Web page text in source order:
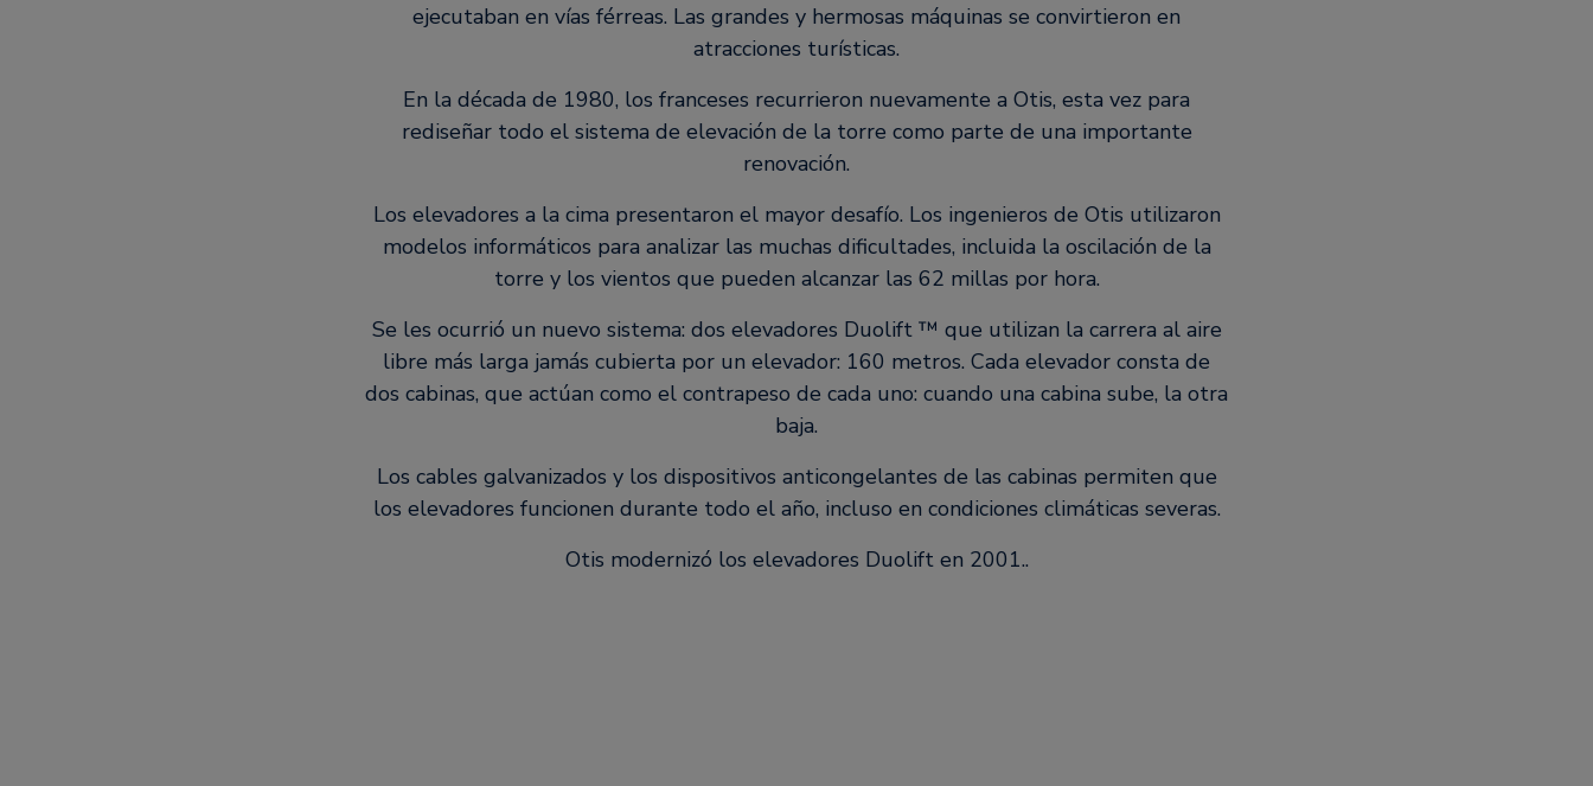
ejecutaban en vías férreas. Las grandes y hermosas máquinas se convirtieron en
atracciones turísticas.
En la década de 1980, los franceses recurrieron nuevamente a Otis, esta vez para
rediseñar todo el sistema de elevación de la torre como parte de una importante
renovación.
Los elevadores a la cima presentaron el mayor desafío. Los ingenieros de Otis utilizaron
modelos informáticos para analizar las muchas dificultades, incluida la oscilación de la
torre y los vientos que pueden alcanzar las 62 millas por hora.
Se les ocurrió un nuevo sistema: dos elevadores Duolift ™ que utilizan la carrera al aire
libre más larga jamás cubierta por un elevador: 160 metros. Cada elevador consta de
dos cabinas, que actúan como el contrapeso de cada uno: cuando una cabina sube, la otra
baja.
Los cables galvanizados y los dispositivos anticongelantes de las cabinas permiten que
los elevadores funcionen durante todo el año, incluso en condiciones climáticas severas.
Otis modernizó los elevadores Duolift en 2001..